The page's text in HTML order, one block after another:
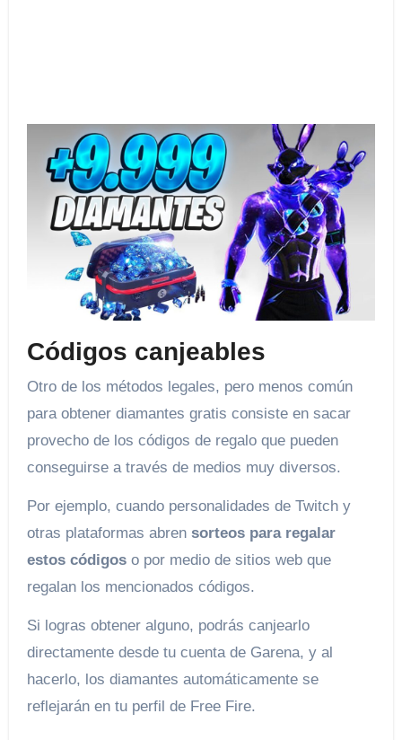
Códigos canjeables
Otro de los métodos legales, pero menos común
para obtener diamantes gratis consiste en sacar
provecho de los códigos de regalo que pueden
conseguirse a través de medios muy diversos.
Por ejemplo, cuando personalidades de Twitch y
otras plataformas abren sorteos para regalar
estos códigoso por medio de sitios web que
regalan los mencionados códigos.
Si logras obtener alguno, podrás canjearlo
directamente desde tu cuenta de Garena, y al
hacerlo, los diamantes automáticamente se
reflejarán en tu perfil de Free Fire.